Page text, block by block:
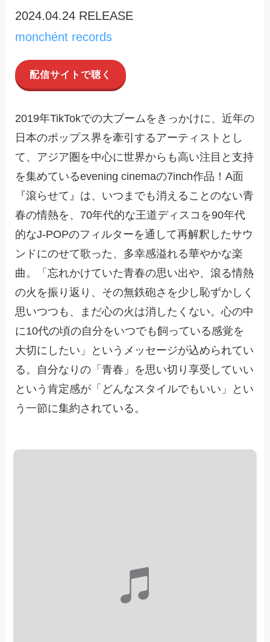
2024.04.24 RELEASE
monchént records
配信サイトで聴く
2019年TikTokでの大ブームをきっかけに、近年の
日本のポップス界を牽引するアーティストとし
て、アジア圏を中心に世界からも高い注目と支持
を集めているevening cinemaの7inch作品！A面
『滾らせて』は、いつまでも消えることのない青
春の情熱を、70年代的な王道ディスコを90年代
的なJ-POPのフィルターを通して再解釈したサウ
ンドにのせて歌った、多幸感溢れる華やかな楽
曲。「忘れかけていた青春の思い出や、滾る情熱
の火を振り返り、その無鉄砲さを少し恥ずかしく
思いつつも、まだ心の火は消したくない。心の中
に10代の頃の自分をいつでも飼っている感覚を
大切にしたい」というメッセージが込められてい
る。自分なりの「青春」を思い切り享受していい
という肯定感が「どんなスタイルでもいい」とい
う一節に集約されている。